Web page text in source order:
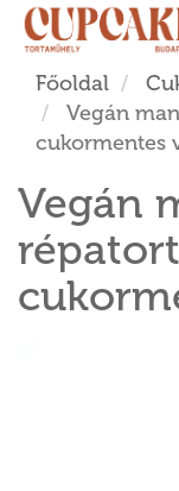
Főoldal
Vegán
cukormentes
Vegán